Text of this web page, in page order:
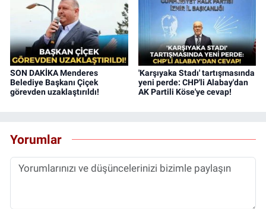
SON DAKİKA Menderes
Belediye Başkanı Çiçek
görevden uzaklaştırıldı!
'Karşıyaka Stadı' tartışmasında
yeni perde: CHP'li Alabay'dan
AK Partili Köse'ye cevap!
Yorumlar